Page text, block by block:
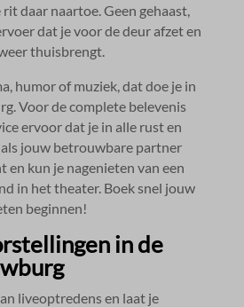
daar naartoe.​ Geen gehaast,
dat je voor de deur afzet en
thuisbrengt.​
humor of muziek, dat doe je in
Voor de complete belevenis
ervoor dat je in alle rust en
jouw betrouwbare partner
en kun je nagenieten van een
in het theater.​ Boek snel jouw
beginnen!
in de
liveoptredens en laat je